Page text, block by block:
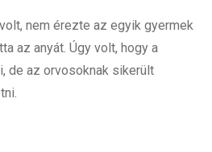
volt, nem érezte az egyik gyermek
az anyát. Úgy volt, hogy a
de az orvosoknak sikerült